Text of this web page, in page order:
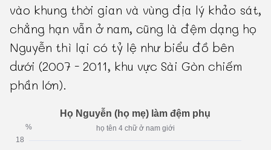
vào khung thời gian và vùng địa lý khảo sát,
chẳng hạn vẫn ở nam, cũng là đệm dạng họ
Nguyễn thì lại có tỷ lệ như biểu đồ bên
dưới (2007 - 2011, khu vực Sài Gòn chiếm
phần lớn).